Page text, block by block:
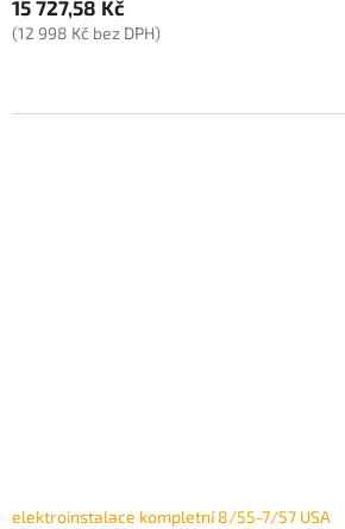
15 727,58 Kč
(12 998 Kč bez DPH)
elektroinstalace kompletní 8/55-7/57 USA